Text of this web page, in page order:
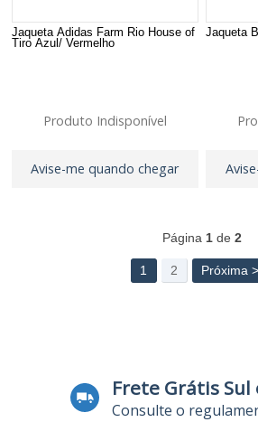
Jaqueta Adidas Farm Rio House of
Tiro Azul/ Vermelho
Produto Indisponível
Avise-me quando chegar
Jaqueta
Página 1de 2
1 2 Próxima >
Frete Grátis Sul
Consulte o